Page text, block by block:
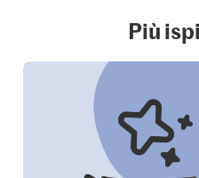
Più